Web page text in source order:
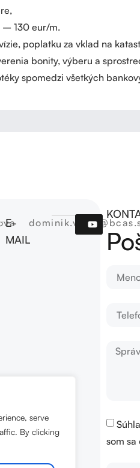
serve
By clicking
130 eur/m.
poplatku za vklad na
bonity, výberu a
spomedzi všetkých
E-
MAIL
som